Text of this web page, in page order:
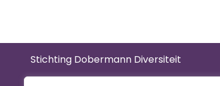
GEZONDHEID
VAN
Stichting Dobermann Diversiteit